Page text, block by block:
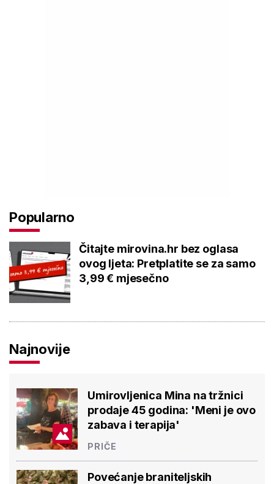
Popularno
Čitajte mirovina.hr bez oglasa
ovog ljeta: Pretplatite se za samo
3,99 € mjesečno
Najnovije
Umirovljenica Mina na tržnici
prodaje 45 godina: 'Meni je ovo
zabava i terapija'
PRIČE
Povećanje braniteljskih